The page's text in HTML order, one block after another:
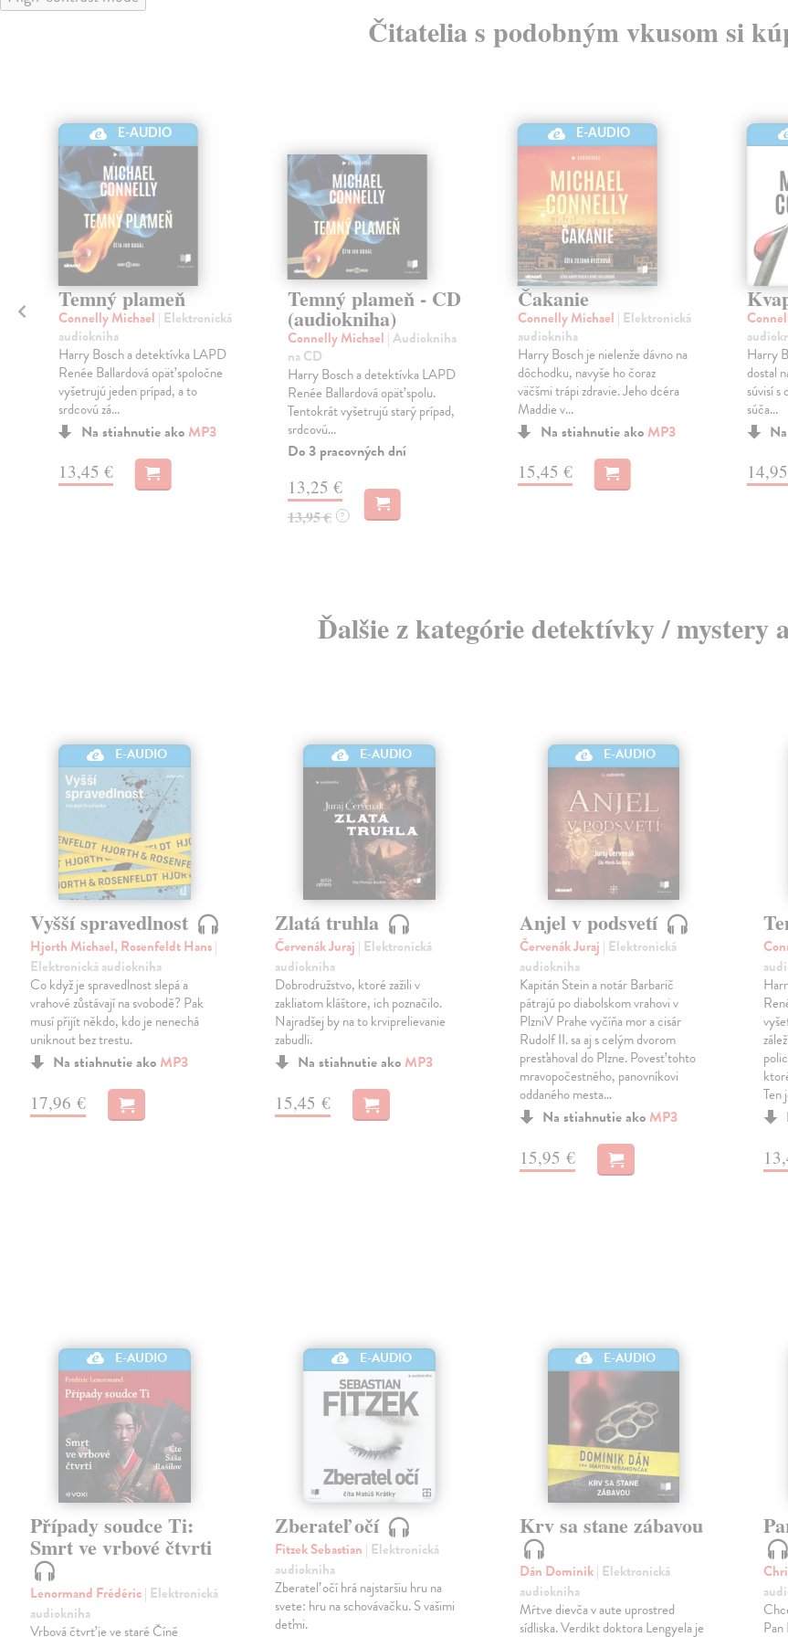
Čitatelia s podobným vkusom si
E-AUDIO
Temný plameň
Connelly Michael | Elektronická
audiokniha
Harry Bosch a detektívka LAPD
Renée Ballardová opäť spoločne
vyšetrujú jeden prípad, a to
srdcovú zá...
Na stiahnutie ako MP3
13,45 €
Temný plameň - CD
(audiokniha)
Connelly Michael | Audiokniha
na CD
Harry Bosch a detektívka LAPD
Renée Ballardová opäť spolu.
Tentokrát vyšetrujú starý prípad,
srdcovú...
Do 3 pracovných dní
13,25 €
13,95 € ?
E-AUDIO
Čakanie
Connelly Michael | Elektronická
audiokniha
Harry Bosch je nielenže dávno na
dôchodku, navyše ho čoraz
väčšmi trápi zdravie. Jeho dcéra
Maddie v...
Na stiahnutie ako MP3
15,45 €
Harry
dostal
súvisí s
súča...
Ďalšie z kategórie detektívky / mystery
E-AUDIO
Vyšší spravedlnost
Hjorth Michael, Rosenfeldt Hans|
Elektronická audiokniha
Co když je spravedlnost slepá a
vrahové zůstávají na svobodě? Pak
musí přijít někdo, kdo je nenechá
uniknout bez trestu.
Na stiahnutie ako MP3
17,96 €
E-AUDIO
Zlatá truhla
Červenák Juraj | Elektronická
audiokniha
Dobrodružstvo, ktoré zažili v
zakliatom kláštore, ich poznačilo.
Najradšej by na to krviprelievanie
zabudli.
Na stiahnutie ako MP3
15,45 €
E-AUDIO
Anjel v podsvetí
Červenák Juraj | Elektronická
audiokniha
Kapitán Stein a notár Barbarič
pátrajú po diabolskom vrahovi v
PlzniV Prahe vyčíňa mor a cisár
Rudolf II. sa aj s celým dvorom
presťahoval do Plzne. Povesť tohto
mravopočestného, panovníkovi
oddaného mesta…
Na stiahnutie ako MP3
15,95 €
Ten
E-AUDIO
Případy soudce Ti:
Smrt ve vrbové čtvrti
Lenormand Frédéric| Elektronická
audiokniha
Vrbová čtvrť je ve staré Číně
E-AUDIO
Zberateľ očí
Fitzek Sebastian | Elektronická
audiokniha
Zberateľ očí hrá najstaršiu hru na
svete: hru na schovávačku. S vašimi
deťmi.
E-AUDIO
Krv sa stane zábavou
Dán Dominik| Elektronická
audiokniha
Mŕtve dievča v aute uprostred
sídliska. Verdikt doktora Lengyela je